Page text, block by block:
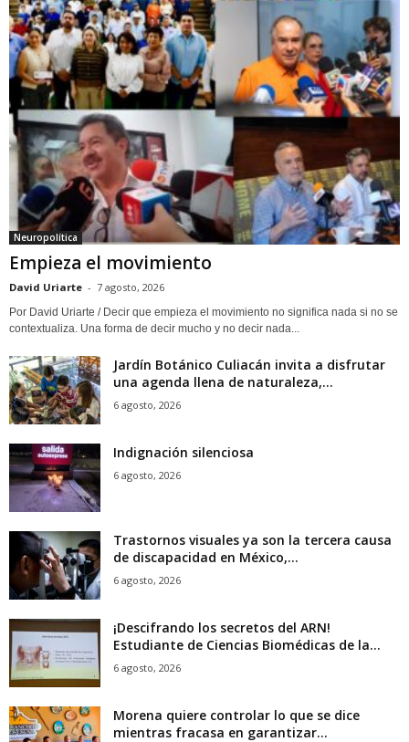
Neuropolítica
Empieza el movimiento
David Uriarte - 7 agosto, 2026
Por David Uriarte / Decir que empieza el movimiento no significa nada si no se
contextualiza. Una forma de decir mucho y no decir nada...
Jardín Botánico Culiacán invita a disfrutar
una agenda llena de naturaleza,...
6 agosto, 2026
Indignación silenciosa
6 agosto, 2026
Trastornos visuales ya son la tercera causa
de discapacidad en México,...
6 agosto, 2026
¡Descifrando los secretos del ARN!
Estudiante de Ciencias Biomédicas de la...
6 agosto, 2026
Morena quiere controlar lo que se dice
mientras fracasa en garantizar...